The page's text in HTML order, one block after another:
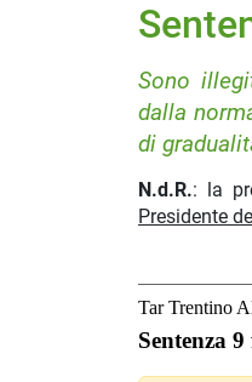
Sono
dalla
di
N.d.R.: la
Presidente
Tar Trentino
Sentenza